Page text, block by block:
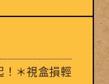
！＊視盒損輕